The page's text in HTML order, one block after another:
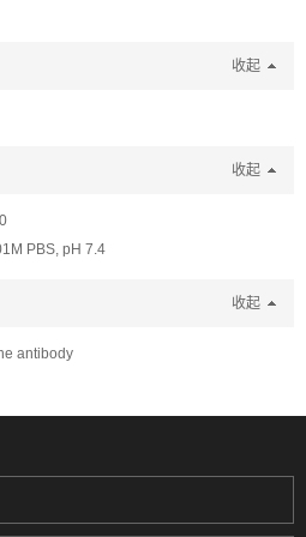
收起
收起
PBS, pH 7.4
收起
antibody